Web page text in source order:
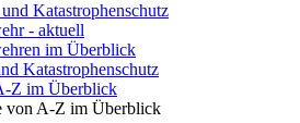
Katastrophenschutz
- aktuell
im Überblick
Katastrophenschutz
Z im Überblick
von A-Z im Überblick